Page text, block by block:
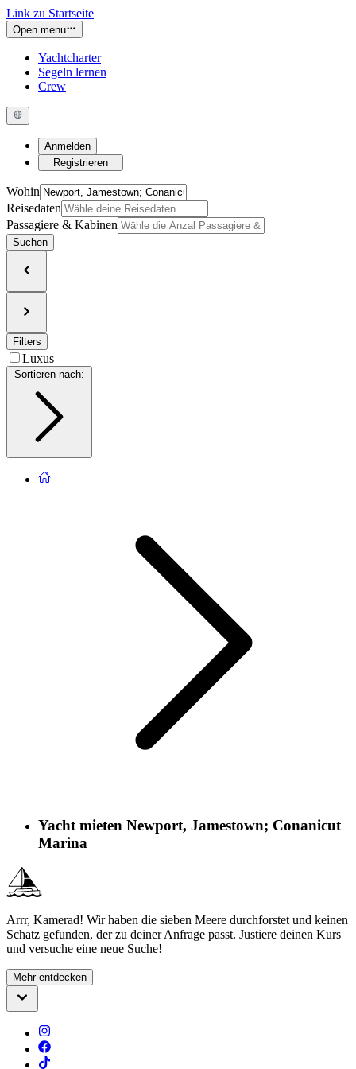
Link zu Startseite
Open menu
Yachtcharter
Segeln lernen
Crew
Anmelden
Registrieren
Wohin
Reisedaten
Passagiere & Kabinen
Suchen
Filters
Luxus
Sortieren nach
Yacht mieten Newport, Jamestown; Conanicut
Marina
Arrr, Kamerad! Wir haben die sieben Meere durchforstet und keinen
Schatz gefunden, der zu deiner Anfrage passt. Justiere deinen Kurs
und versuche eine neue Suche!
Mehr entdecken